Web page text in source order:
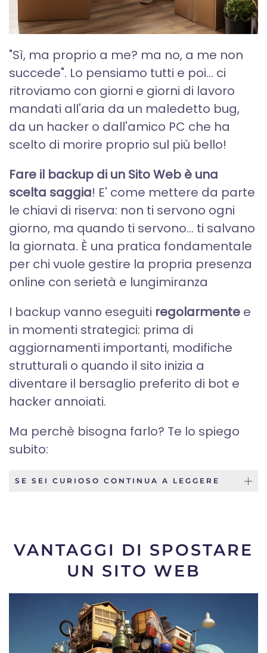
"Sì, ma proprio a me? ma no, a me non
succede". Lo pensiamo tutti e poi... ci
ritroviamo con giorni e giorni di lavoro
mandati all'aria da un maledetto bug,
da un hacker o dall'amico PC che ha
scelto di morire proprio sul più bello!
Fare il backup di un Sito Web è una
scelta saggia! E' come mettere da parte
le chiavi di riserva: non ti servono ogni
giorno, ma quando ti servono… ti salvano
la giornata. È una pratica fondamentale
per chi vuole gestire la propria presenza
online con serietà e lungimiranza
I backup vanno eseguiti regolarmente e
in momenti strategici: prima di
aggiornamenti importanti, modifiche
strutturali o quando il sito inizia a
diventare il bersaglio preferito di bot e
hacker annoiati.
Ma perchè bisogna farlo? Te lo spiego
subito:
SE SEI CURIOSO CONTINUA A LEGGERE
VANTAGGI DI SPOSTARE
UN SITO WEB